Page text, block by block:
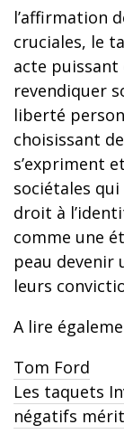
l’affirmation
cruciales, le
acte puissant
revendiquer
liberté
choisissant
s’expriment
sociétales
droit à
comme une
peau devenir
leurs
A lire
Tom Ford
Les taquets
négatifs